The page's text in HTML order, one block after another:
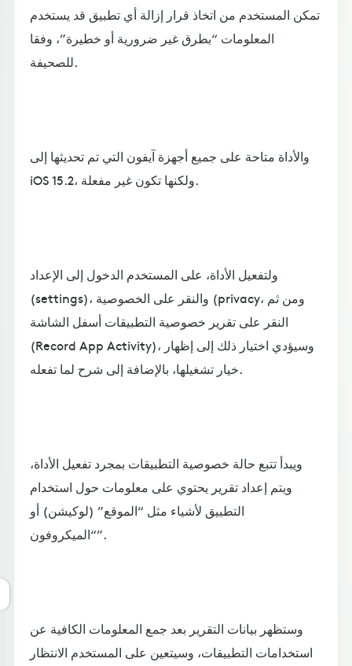
تمكن المستخدم من اتخاذ قرار إزالة أي تطبيق قد يستخدم
المعلومات “بطرق غير ضرورية أو خطيرة”، وفقا
للصحيفة.
والأداة متاحة على جميع أجهزة آيفون التي تم تحديثها إلى
iOS 15.2، ولكنها تكون غير مفعلة.
ولتفعيل الأداة، على المستخدم الدخول إلى الإعداد
(settings)، والنقر على الخصوصية (privacy، ومن ثم
النقر على تقرير خصوصية التطبيقات أسفل الشاشة
(Record App Activity)، وسيؤدي اختيار ذلك إلى إظهار
خيار تشغيلها، بالإضافة إلى شرح لما تفعله.
ويبدأ تتبع حالة خصوصية التطبيقات بمجرد تفعيل الأداة،
ويتم إعداد تقرير يحتوي على معلومات حول استخدام
التطبيق لأشياء مثل “الموقع” (لوكيشن) أو
“الميكروفون”.
وستظهر بيانات التقرير بعد جمع المعلومات الكافية عن
استخدامات التطبيقات، وسيتعين على المستخدم الانتظار